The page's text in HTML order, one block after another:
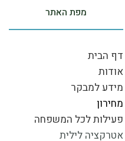
מפת האתר
דף‭ ‬הבית
אודות
מידע‭ ‬למבקר
מחירון
פעילות לכל המשפחה
אטרקציה לילית